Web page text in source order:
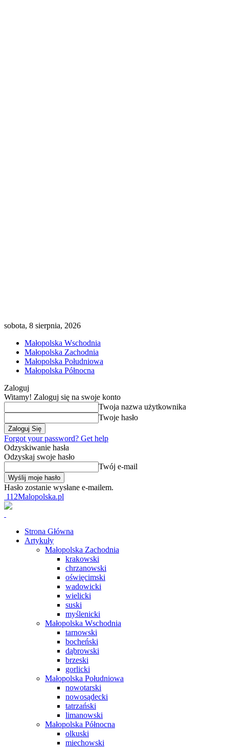
sobota, 8 sierpnia, 2026
Małopolska Wschodnia
Małopolska Zachodnia
Małopolska Południowa
Małopolska Północna
Zaloguj
Witamy! Zaloguj się na swoje konto
Twoja nazwa użytkownika
Twoje hasło
Forgot your password? Get help
Odzyskiwanie hasła
Odzyskaj swoje hasło
Twój e-mail
Hasło zostanie wysłane e-mailem.
112Malopolska.pl
Strona Główna
Artykuły
Małopolska Zachodnia
krakowski
chrzanowski
oświęcimski
wadowicki
wielicki
suski
myślenicki
Małopolska Wschodnia
tarnowski
bocheński
dąbrowski
brzeski
gorlicki
Małopolska Południowa
nowotarski
nowosądecki
tatrzański
limanowski
Małopolska Północna
olkuski
miechowski